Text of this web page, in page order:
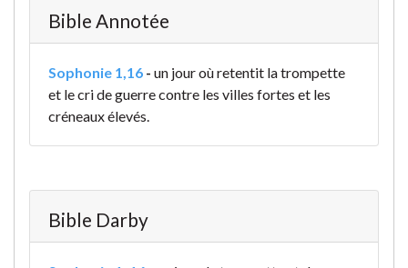
Bible Annotée
Sophonie 1,16 - un jour où retentit la trompette
et le cri de guerre contre les villes fortes et les
créneaux élevés.
Bible Darby